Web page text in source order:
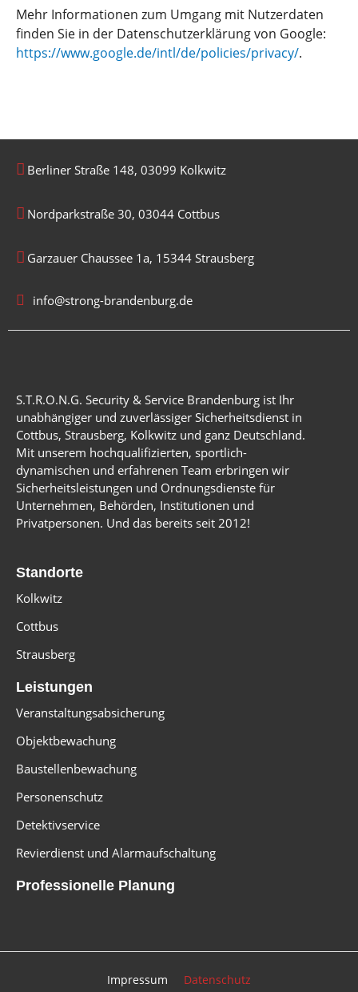
Mehr Informationen zum Umgang mit Nutzerdaten
finden Sie in der Datenschutzerklärung von Google:
https://www.google.de/intl/de/policies/privacy/.
Berliner Straße 148, 03099 Kolkwitz
Nordparkstraße 30, 03044 Cottbus
Garzauer Chaussee 1a, 15344 Strausberg
info@strong-brandenburg.de
S.T.R.O.N.G. Security & Service Brandenburg ist Ihr
unabhängiger und zuverlässiger Sicherheitsdienst in
Cottbus, Strausberg, Kolkwitz und ganz Deutschland.
Mit unserem hochqualifizierten, sportlich-
dynamischen und erfahrenen Team erbringen wir
Sicherheitsleistungen und Ordnungsdienste für
Unternehmen, Behörden, Institutionen und
Privatpersonen. Und das bereits seit 2012!
Standorte
Kolkwitz
Cottbus
Strausberg
Leistungen
Veranstaltungsabsicherung
Objektbewachung
Baustellenbewachung
Personenschutz
Detektivservice
Revierdienst und Alarmaufschaltung
Professionelle Planung
Impressum Datenschutz